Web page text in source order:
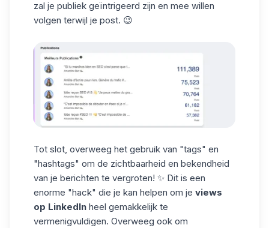
zal je publiek geïntrigeerd zijn en mee willen
volgen terwijl je post. 😉
Tot slot, overweeg het gebruik van "tags" en
"hashtags" om de zichtbaarheid en bekendheid
van je berichten te vergroten! ✨ Dit is een
enorme "hack" die je kan helpen om je views
op LinkedIn heel gemakkelijk te
vermenigvuldigen. Overweeg ook om